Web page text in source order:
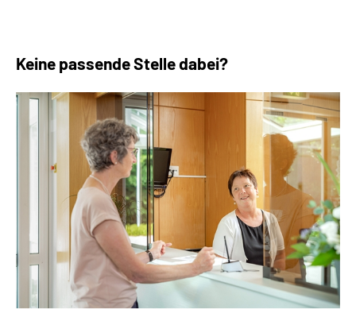
Keine passende Stelle dabei?